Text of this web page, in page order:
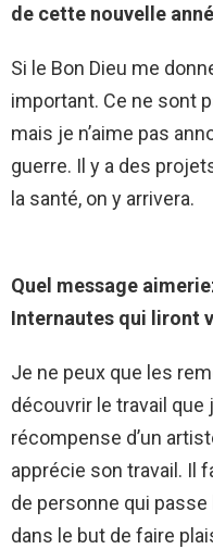
de cette nouvelle
Si le Bon Dieu me
important. Ce ne sont
mais je n’aime pas
guerre. Il y a des
la santé, on y arrivera.
Quel message
Internautes qui liront
Je ne peux que les
découvrir le travail que
récompense d’un
apprécie son travail. Il
de personne qui
dans le but de faire